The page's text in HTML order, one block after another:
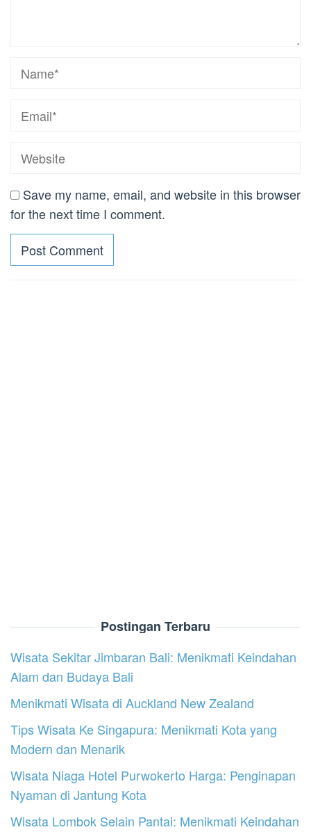
Save my name, email, and website in this browser
for the next time I comment.
Postingan Terbaru
Wisata Sekitar Jimbaran Bali: Menikmati Keindahan
Alam dan Budaya Bali
Menikmati Wisata di Auckland New Zealand
Tips Wisata Ke Singapura: Menikmati Kota yang
Modern dan Menarik
Wisata Niaga Hotel Purwokerto Harga: Penginapan
Nyaman di Jantung Kota
Wisata Lombok Selain Pantai: Menikmati Keindahan